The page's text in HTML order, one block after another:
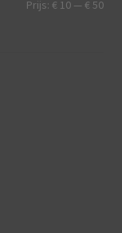
Min.
Prijs:€ 10 —€ 50